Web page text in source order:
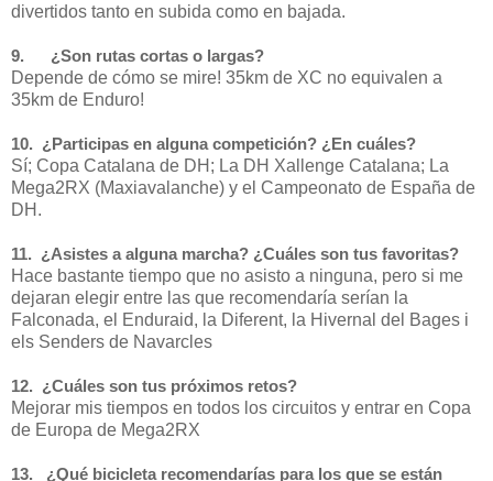
divertidos tanto en subida como en bajada.
9. ¿Son rutas cortas o largas?
Depende de cómo se mire! 35km de XC no equivalen a
35km de Enduro!
10. ¿Participas en alguna competición? ¿En cuáles?
Sí; Copa Catalana de DH; La DH Xallenge Catalana; La
Mega2RX (Maxiavalanche) y el Campeonato de España de
DH.
11. ¿Asistes a alguna marcha? ¿Cuáles son tus favoritas?
Hace bastante tiempo que no asisto a ninguna, pero si me
dejaran elegir entre las que recomendaría serían la
Falconada, el Enduraid, la Diferent, la Hivernal del Bages i
els Senders de Navarcles
12. ¿Cuáles son tus próximos retos?
Mejorar mis tiempos en todos los circuitos y entrar en Copa
de Europa de Mega2RX
13. ¿Qué bicicleta recomendarías para los que se están